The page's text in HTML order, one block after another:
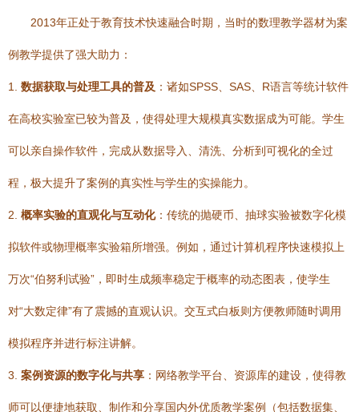
2013年正处于教育技术快速融合时期，当时的数理教学器材为案
例教学提供了强大助力：
1. 数据获取与处理工具的普及 ：诸如SPSS、SAS、R语言等统计软件
在高校实验室已较为普及，使得处理大规模真实数据成为可能。学生
可以亲自操作软件，完成从数据导入、清洗、分析到可视化的全过
程，极大提升了案例的真实性与学生的实操能力。
2. 概率实验的直观化与互动化：传统的抛硬币、抽球实验被数字化模
拟软件或物理概率实验箱所增强。例如，通过计算机程序快速模拟上
万次“伯努利试验”，即时生成频率稳定于概率的动态图表，使学生
对“大数定律”有了震撼的直观认识。交互式白板则方便教师随时调用
模拟程序并进行标注讲解。
3. 案例资源的数字化与共享 ：网络教学平台、资源库的建设，使得教
师可以便捷地获取、制作和分享国内外优质教学案例（包括数据集、